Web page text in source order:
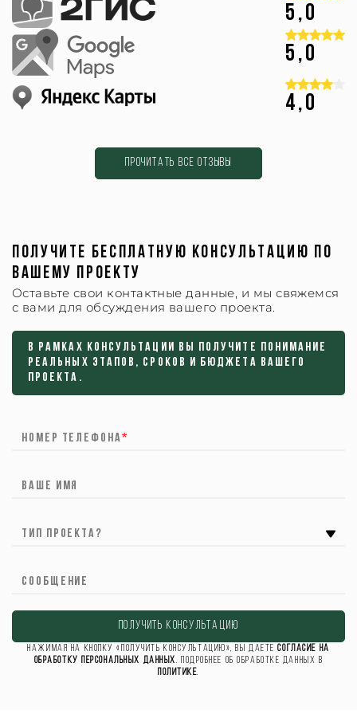
5,0
5,0
4,0
Прочитать все отзывы
ПОЛУЧИТЕ БЕСПЛАТНУЮ КОНСУЛЬТАЦИЮ ПО
ВАШЕМУ ПРОЕКТУ
Оставьте свои контактные данные, и мы свяжемся
с вами для обсуждения вашего проекта.
В рамках консультации вы получите понимание
реальных этапов, сроков и бюджета вашего
проекта.
Номер телефона*
Ваше имя
ТИП ПРОЕКТА?
Сообщение
ПОЛУЧИТЬ КОНСУЛЬТАЦИЮ
Нажимая на кнопку «Получить консультацию», вы даетесогласие на
обработку персональных данных. Подробнее об обработке данных в
Политике.